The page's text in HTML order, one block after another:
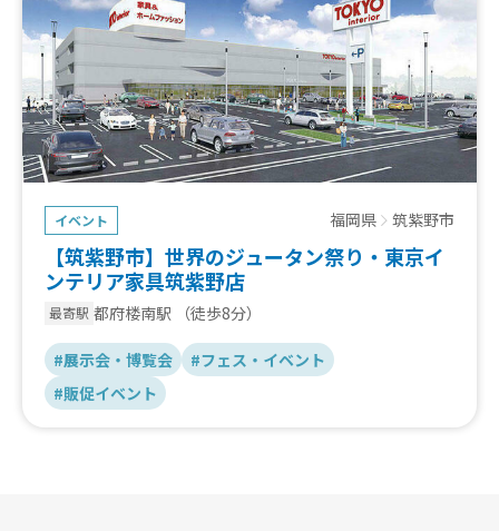
イベント 福岡県 筑紫野市
【筑紫野市】世界のジュータン祭り・東京イ
ンテリア家具筑紫野店
最寄駅 都府楼南駅 （徒歩8分）
#展示会・博覧会
#フェス・イベント
#販促イベント